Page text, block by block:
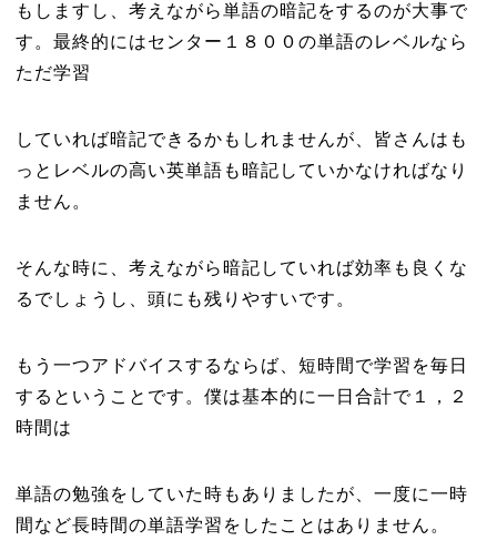
もしますし、考えながら単語の暗記をするのが大事で
す。最終的にはセンター１８００の単語のレベルなら
ただ学習
していれば暗記できるかもしれませんが、皆さんはも
っとレベルの高い英単語も暗記していかなければなり
ません。
そんな時に、考えながら暗記していれば効率も良くな
るでしょうし、頭にも残りやすいです。
もう一つアドバイスするならば、短時間で学習を毎日
するということです。僕は基本的に一日合計で１，２
時間は
単語の勉強をしていた時もありましたが、一度に一時
間など長時間の単語学習をしたことはありません。